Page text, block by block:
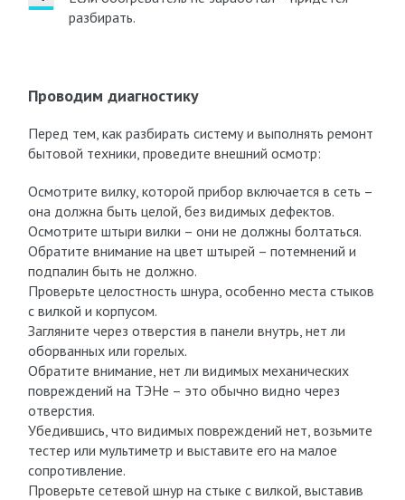
разбирать.
Проводим диагностику
Перед тем, как разбирать систему и выполнять ремонт
бытовой техники, проведите внешний осмотр:
Осмотрите вилку, которой прибор включается в сеть –
она должна быть целой, без видимых дефектов.
Осмотрите штыри вилки – они не должны болтаться.
Обратите внимание на цвет штырей – потемнений и
подпалин быть не должно.
Проверьте целостность шнура, особенно места стыков
с вилкой и корпусом.
Загляните через отверстия в панели внутрь, нет ли
оборванных или горелых.
Обратите внимание, нет ли видимых механических
повреждений на ТЭНе – это обычно видно через
отверстия.
Убедившись, что видимых повреждений нет, возьмите
тестер или мультиметр и выставите его на малое
сопротивление.
Проверьте сетевой шнур на стыке с вилкой, выставив